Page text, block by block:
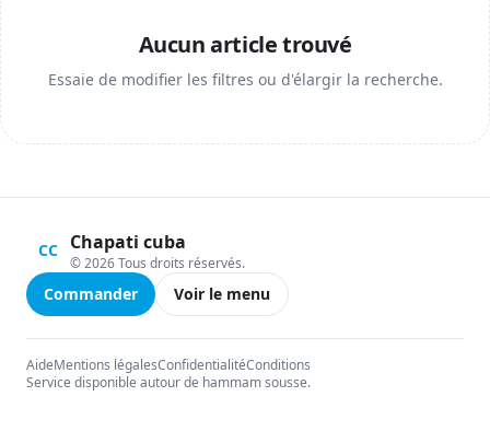
Aucun article trouvé
Essaie de modifier les filtres ou d'élargir la recherche.
CC Chapati cuba
© 2026 Tous droits réservés.
Commander Voir le menu
AideMentions légalesConfidentialitéConditions
Service disponible autour de hammam sousse.